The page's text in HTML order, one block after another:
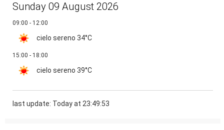
Sunday 09 August 2026
09:00 - 12:00
cielo sereno 34°C
15:00 - 18:00
cielo sereno 39°C
last update: Today at 23:49:53